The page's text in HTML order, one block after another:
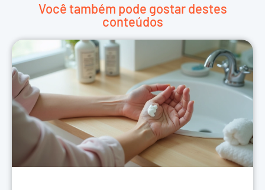
Você também pode gostar destes
conteúdos